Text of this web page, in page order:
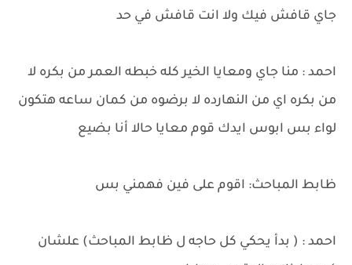
جاي قافش فيك ولا انت قافش في حد
احمد : منا جاي ومعايا الخير كله خبطه العمر من بكره لا
من بكره اي من النهارده لا برضوه من كمان ساعه هتكون
لواء بس ابوس ايدك قوم معايا حالا أنا بضيع
ظابط المباحث: اقوم على فين فهمني بس
احمد : ( بدأ يحكي كل حاجه ل ظابط المباحث) علشان